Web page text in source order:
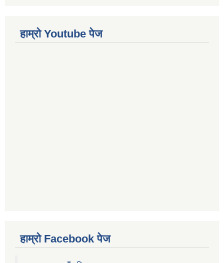
हाम्रो Youtube पेज
हाम्रो Facebook पेज